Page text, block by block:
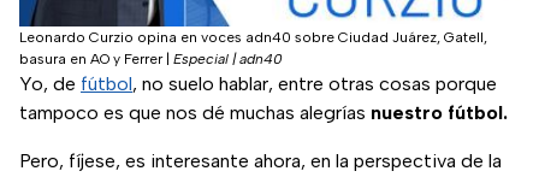
Leonardo Curzio opina en voces adn40 sobre Ciudad Juárez, Gatell,
basura en AO y Ferrer| Especial | adn40
Yo, de fútbol, no suelo hablar, entre otras cosas porque
tampoco es que nos dé muchas alegrías nuestro fútbol.
Pero, fíjese, es interesante ahora, en la perspectiva de la